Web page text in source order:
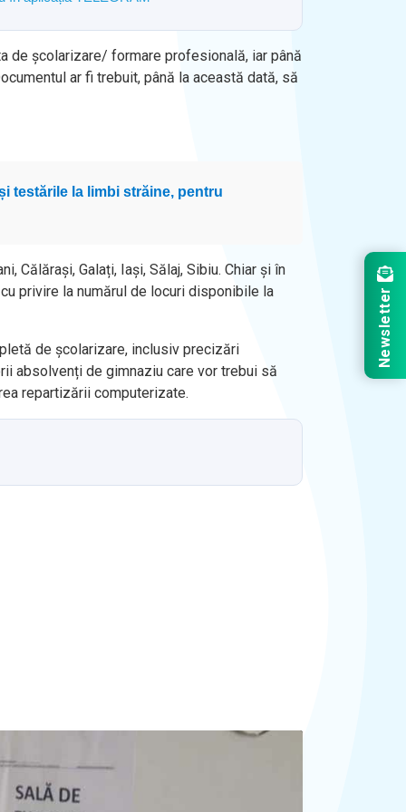
de școlarizare/ formare profesională, iar până
ar fi trebuit, până la această dată, să
testările la limbi străine, pentru
Călărași, Galați, Iași, Sălaj, Sibiu. Chiar și în
privire la numărul de locuri disponibile la
de școlarizare, inclusiv precizări
absolvenți de gimnaziu care vor trebui să
repartizării computerizate.
Newsletter